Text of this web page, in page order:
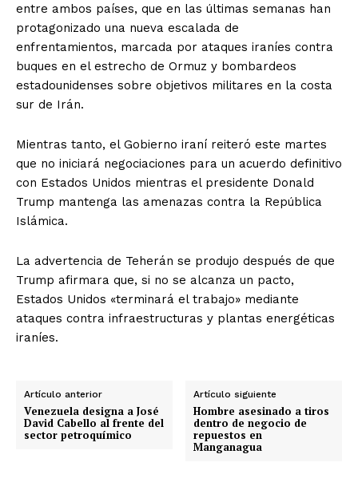
entre ambos países, que en las últimas semanas han
protagonizado una nueva escalada de
enfrentamientos, marcada por ataques iraníes contra
buques en el estrecho de Ormuz y bombardeos
estadounidenses sobre objetivos militares en la costa
sur de Irán.
Mientras tanto, el Gobierno iraní reiteró este martes
que no iniciará negociaciones para un acuerdo definitivo
con Estados Unidos mientras el presidente Donald
Trump mantenga las amenazas contra la República
Islámica.
La advertencia de Teherán se produjo después de que
Trump afirmara que, si no se alcanza un pacto,
Estados Unidos «terminará el trabajo» mediante
ataques contra infraestructuras y plantas energéticas
iraníes.
Artículo anterior
Venezuela designa a José
David Cabello al frente del
sector petroquímico
Artículo siguiente
Hombre asesinado a tiros
dentro de negocio de
repuestos en
Manganagua